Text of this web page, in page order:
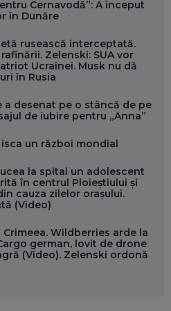
SOFTWARE DE LA CLUJ PENTRU
INTELIGENȚI ȘI FERME
CUM CONSTRUIEȘTI O COMPANIE
PIERZI LEGĂTURA CU COMUNITATEA
SPEAKERUL PE SCENĂ, INVITATUL
UNII DE LA CEILALȚI. VIN JASON
Cernavodă”: A început
în Dunăre
rusească interceptată.
Zelenski: SUA vor
Ucrainei. Musk nu dă
în Rusia
a desenat pe o stâncă de pe
de iubire pentru „Anna”
un război mondial
la spital un adolescent
în centrul Ploieștiului și
cauza zilelor orașului.
(Video)
Crimeea. Wildberries arde la
german, lovit de drone
(Video). Zelenski ordonă